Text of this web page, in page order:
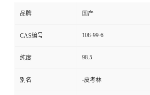
品牌 国产
CAS编号 108-99-6
纯度 98.5
别名 -皮考林